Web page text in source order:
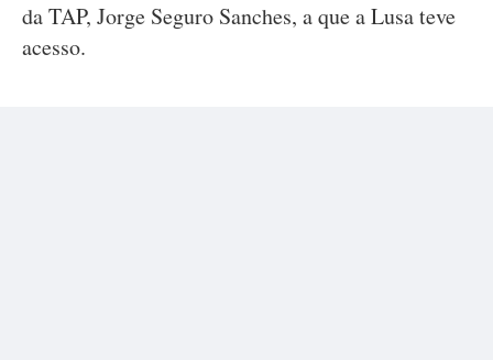
da TAP, Jorge Seguro Sanches, a que a Lusa teve
acesso.